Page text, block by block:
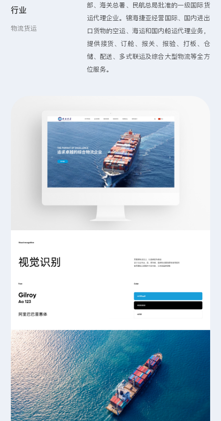
行业
物流货运
部、海关总署、民航总局批准的一级国际货
运代理企业。锦海捷亚经营国际、国内进出
口货物的空运、海运和国内船运代理业务，
提供接货、订舱、报关、报验、打板、仓
储、配送、多式联运及综合大型物流等全方
位服务。